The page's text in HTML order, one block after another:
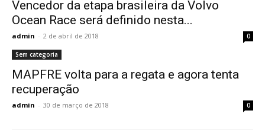
Vencedor da etapa brasileira da Volvo
Ocean Race será definido nesta...
admin - 2 de abril de 2018 0
Sem categoria
MAPFRE volta para a regata e agora tenta
recuperação
admin - 30 de março de 2018 0